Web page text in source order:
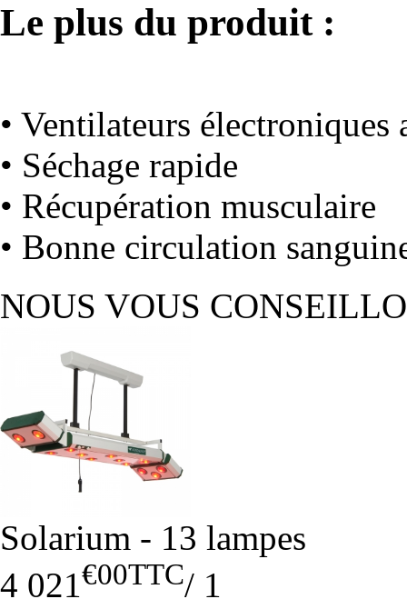
Le plus du produit :
• Ventilateurs électroniques
• Séchage rapide
• Récupération musculaire
• Bonne circulation
NOUS VOUS
Solarium - 13 lampes
4 021€00TTC/ 1